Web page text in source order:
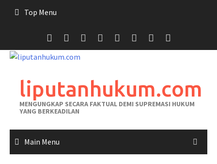
Top Menu
liputanhukum.com
MENGUNGKAP SECARA FAKTUAL DEMI SUPREMASI HUKUM
YANG BERKEADILAN
Main Menu